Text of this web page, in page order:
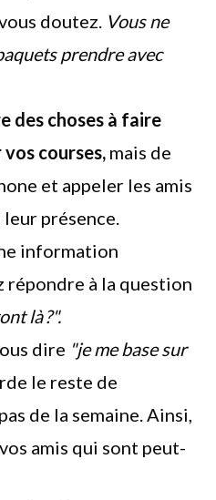
doutez. Vous ne
prendre avec
des choses à faire
courses, mais de
et appeler les amis
présence.
information
répondre à la question
là ?".
dire "je me base sur
le reste de
de la semaine. Ainsi,
amis qui sont peut-